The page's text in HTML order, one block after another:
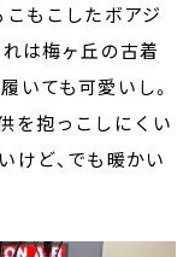
こもこしたボアジ
は梅ヶ丘の古着
いても可愛いし。
を抱っこしにくい
けど、でも暖かい